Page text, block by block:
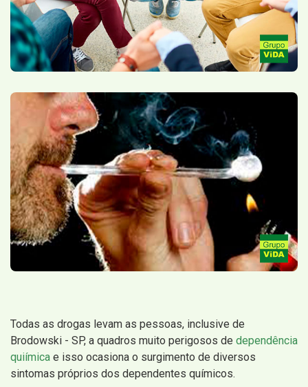
Todas as drogas levam as pessoas, inclusive de
Brodowski - SP, a quadros muito perigosos de dependência
quiímica e isso ocasiona o surgimento de diversos
sintomas próprios dos dependentes químicos.